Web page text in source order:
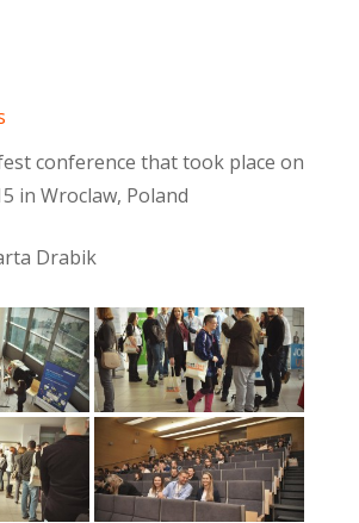
conference that took place on
in Wroclaw, Poland
Drabik